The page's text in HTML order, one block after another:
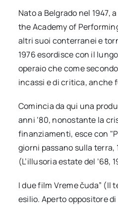
Nato a Belgrado nel 1947,
the Academy of
altri suoi conterranei e
1976 esordisce con il
operaio che come
incassi e di critica, anche
Comincia da qui una
anni ‘80, nonostante la
finanziamenti, esce con
giorni passano sulla terra,
(L’illusoria estate del ‘68,
I due film Vreme čuda” (Il
esilio. Aperto oppositore